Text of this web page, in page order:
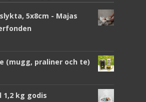
5x8cm - Majas
(mugg, praliner och te)
1,2 kg godis